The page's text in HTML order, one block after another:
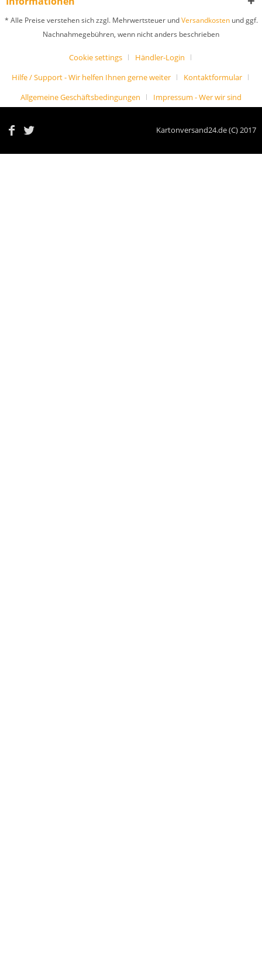
* Alle Preise verstehen sich zzgl. Mehrwertsteuer undVersandkostenund ggf.
Nachnahmegebühren, wenn nicht anders beschrieben
Cookie settings
Händler-Login
Hilfe / Support - Wir helfen Ihnen gerne weiter
Kontaktformular
Allgemeine Geschäftsbedingungen
Impressum - Wer wir sind
Kartonversand24.de (C) 2017